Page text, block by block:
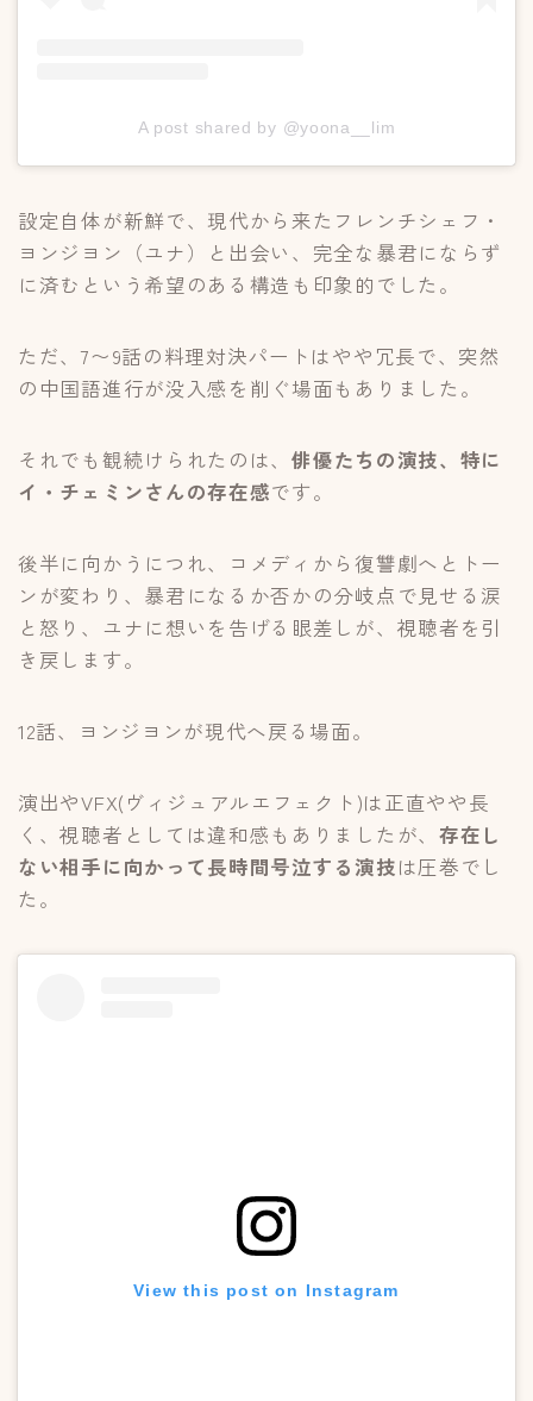
A post shared by @yoona__lim
設定自体が新鮮で、現代から来たフレンチシェフ・
ヨンジヨン（ユナ）と出会い、完全な暴君にならず
に済むという希望のある構造も印象的でした。
ただ、7〜9話の料理対決パートはやや冗長で、突然
の中国語進行が没入感を削ぐ場面もありました。
それでも観続けられたのは、俳優たちの演技、特に
イ・チェミンさんの存在感です。
後半に向かうにつれ、コメディから復讐劇へとトー
ンが変わり、暴君になるか否かの分岐点で見せる涙
と怒り、ユナに想いを告げる眼差しが、視聴者を引
き戻します。
12話、ヨンジヨンが現代へ戻る場面。
演出やVFX(ヴィジュアルエフェクト)は正直やや長
く、視聴者としては違和感もありましたが、 存在し
ない相手に向かって長時間号泣する演技は圧巻でし
た。
View this post on Instagram